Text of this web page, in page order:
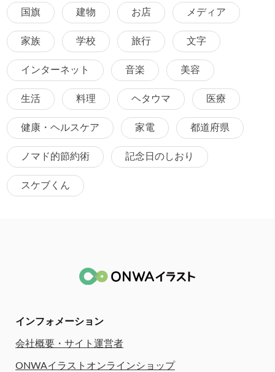
国旗 建物 お店 メディア
家族 学校 旅行 文字
インターネット 音楽 美容
生活 料理 ヘタウマ 医療
健康・ヘルスケア 家電 都道府県
ノマド的節約術 記念日のしおり
スケブくん
インフォメーション
会社概要・サイト運営者
ONWAイラストオンラインショップ